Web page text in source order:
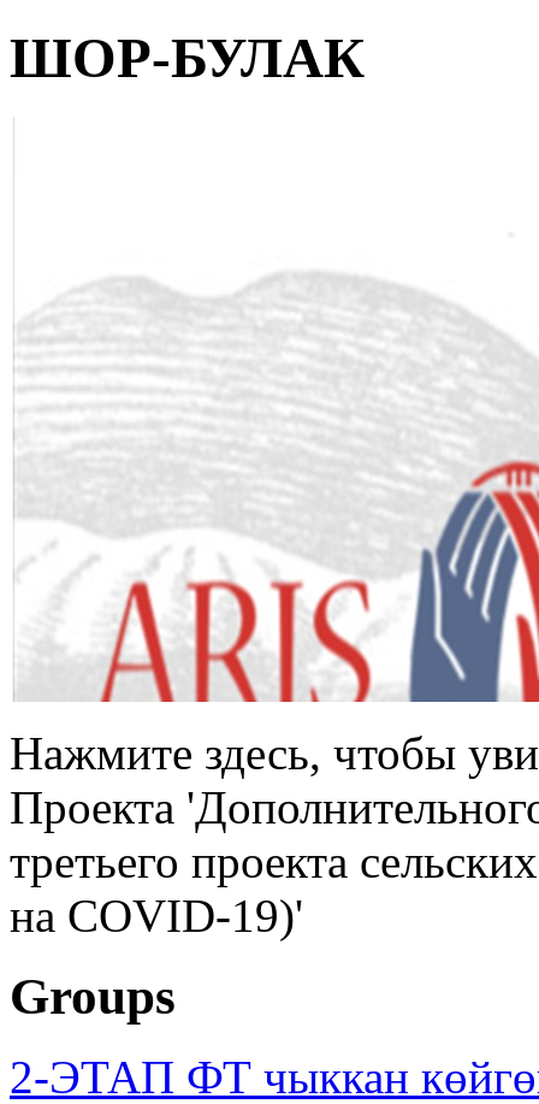
ШОР-БУЛАК
Нажмите здесь, чтобы
Проекта
третьего проекта
на COVID-19)'
Groups
2-ЭТАП ФТ чыккан